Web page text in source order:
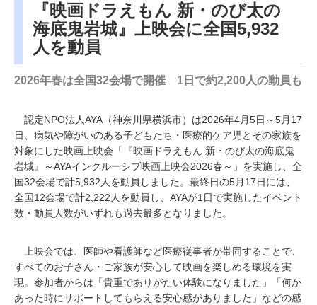
『映画ドラえもん 新・のび太の
海底鬼岩城』上映会に全国5,932
人を動員
2026年春は全国32会場で開催 1日で約2,200人の動員も
認定NPO法人AYA（神奈川県横浜市）は2026年4月5日～5月17
日、病気や障がいのある子どもたち・医療的ケア児とその家族を
対象にした映画上映会「『映画ドラえもん 新・のび太の海底鬼
岩城』～AYAインクルーシブ映画上映会2026春～」を実施し、全
国32会場で計5,932人を動員しました。最終日の5月17日には、
全国12会場で計2,222人を動員し、AYAが1日で実施したイベント
数・動員人数がいずれも過去最多となりました。
上映会では、医師や看護師など医療従事者が帯同することで、
すべてのお子さん・ご家族が安心して映画を楽しめる環境を実
現。参加者からは「貴重でありがたい体験になりました」「何か
あった時にサポートしてもらえる安心感がありました」などの感